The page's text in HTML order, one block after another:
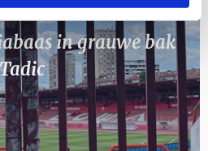
in grauwe bak